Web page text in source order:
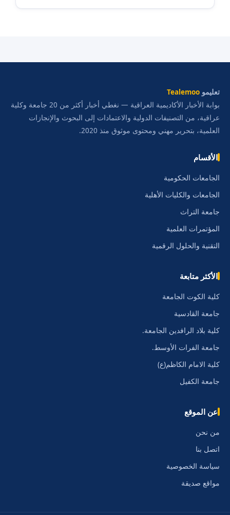
تعليمو Tealemoo
بوابة الأخبار الأكاديمية العراقية — نغطي أخبار أكثر من 20 جامعة وكلية
عراقية، من التصنيفات الدولية والاعتمادات إلى البحوث والإنجازات
العلمية، بتحرير مهني ومحتوى موثوق منذ 2020.
الأقسام
الجامعات الحكومية
الجامعات والكليات الأهلية
جامعة التراث
المؤتمرات العلمية
التقنية والحلول الرقمية
الأكثر متابعة
كلية الكوت الجامعة
جامعة القادسية
كلية بلاد الرافدين الجامعة.
جامعة الفرات الأوسط.
كلية الامام الكاظم(ع)
جامعة الكفيل
عن الموقع
من نحن
اتصل بنا
سياسة الخصوصية
مواقع صديقة